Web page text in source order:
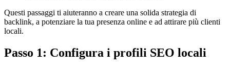
Questi passaggi ti aiuteranno a creare una solida strategia di
backlink, a potenziare la tua presenza online e ad attirare più clienti
locali.
Passo 1: Configura i profili SEO locali